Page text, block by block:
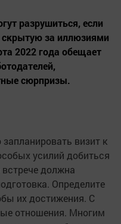
разрушиться, если
скрытую за иллюзиями
2022 года обещает
сюрпризы.
визит к
усилий добиться
должна
Определите
их достижения. С
отношения. Многим